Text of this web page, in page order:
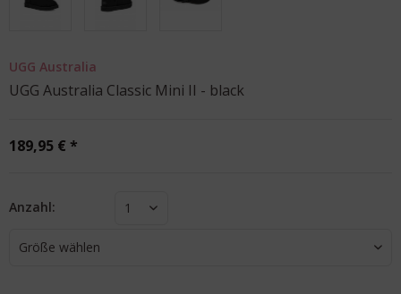
UGG Australia
UGG Australia Classic Mini II - black
189,95 € *
Anzahl: 1
Größe wählen